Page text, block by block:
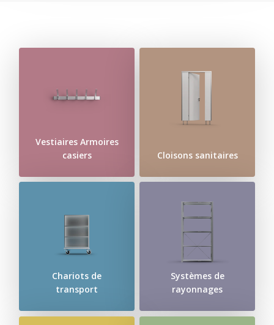
Vestiaires Armoires
casiers
Cloisons sanitaires
Chariots de
transport
Systèmes de
rayonnages